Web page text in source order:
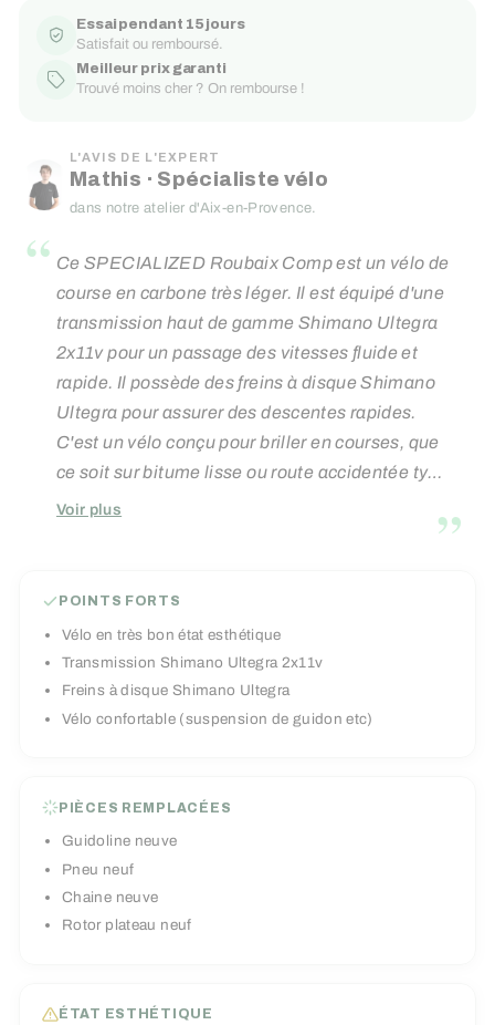
Essai pendant 15 jours
Satisfait ou remboursé.
Meilleur prix garanti
Trouvé moins cher ? On rembourse !
L'AVIS DE L'EXPERT
Mathis · Spécialiste vélo
dans notre atelier d'Aix-en-Provence.
“ Ce SPECIALIZED Roubaix Comp est un vélo de
course en carbone très léger. Il est équipé d'une
transmission haut de gamme Shimano Ultegra
2x11v pour un passage des vitesses fluide et
rapide. Il possède des freins à disque Shimano
Ultegra pour assurer des descentes rapides.
C'est un vélo conçu pour briller en courses, que
ce soit sur bitume lisse ou route accidentée type
Paris-Roubaix, notamment grâce à sa
suspension Future Shock et ses roues DT R460
Voir plus ”
POINTS FORTS
Vélo en très bon état esthétique
Transmission Shimano Ultegra 2x11v
Freins à disque Shimano Ultegra
Vélo confortable (suspension de guidon etc)
PIÈCES REMPLACÉES
Guidoline neuve
Pneu neuf
Chaine neuve
Rotor plateau neuf
ÉTAT ESTHÉTIQUE